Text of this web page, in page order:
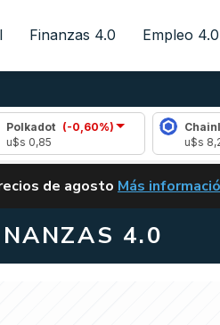
Finanzas 4.0 Empleo 4.0
(-0,60%)
Chainlink
ALERTA
de agosto VUELVE EL
Más
4.0